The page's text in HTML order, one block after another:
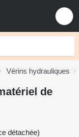
Vérins hydrauliques
de
détachée)